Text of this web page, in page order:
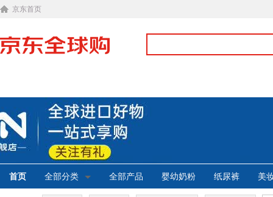
京东首页
首页 全部分类 全部产品 婴幼奶粉 纸尿裤 美